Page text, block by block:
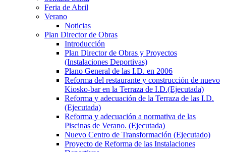
Feria de Abril
Verano
Noticias
Plan Director de Obras
Introducción
Plan Director de Obras y Proyectos
(Instalaciones Deportivas)
Plano General de las I.D. en 2006
Reforma del restaurante y construcción de nuevo
Kiosko-bar en la Terraza de I.D.(Ejecutada)
Reforma y adecuación de la Terraza de las I.D.
(Ejecutada)
Reforma y adecuación a normativa de las
Piscinas de Verano. (Ejecutada)
Nuevo Centro de Transformación (Ejecutado)
Proyecto de Reforma de las Instalaciones